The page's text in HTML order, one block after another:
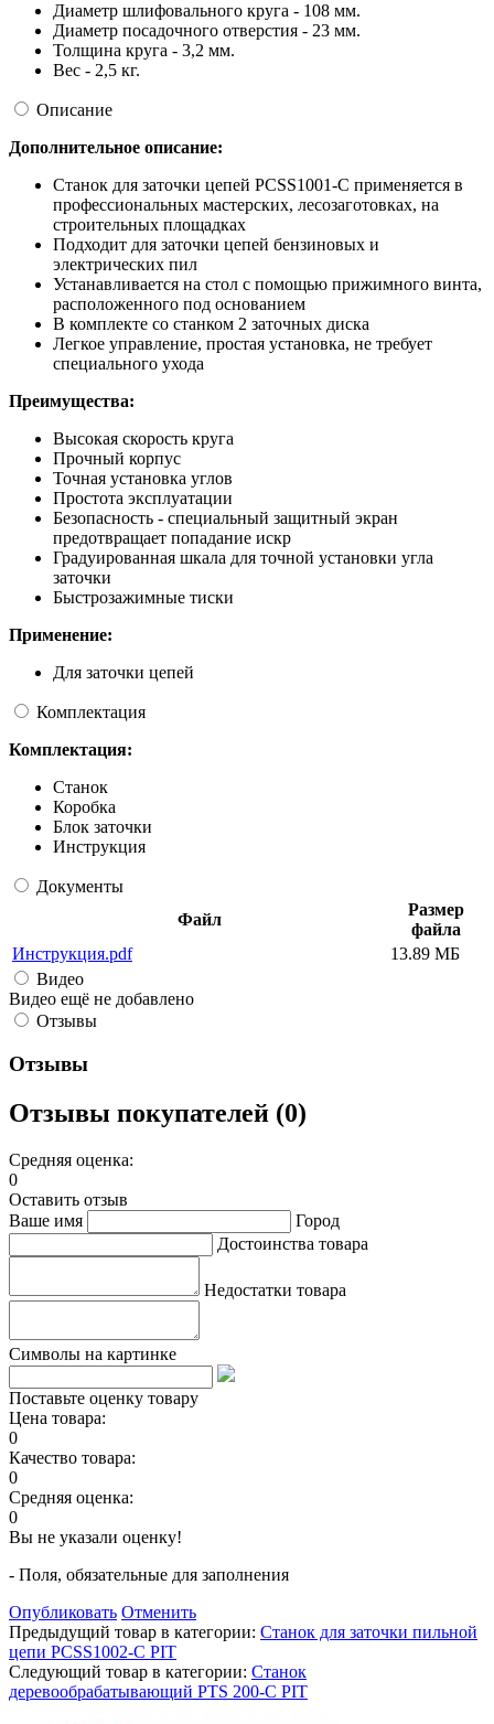
Диаметр шлифовального круга - 108 мм.
Диаметр посадочного отверстия - 23 мм.
Толщина круга - 3,2 мм.
Вес - 2,5 кг.
Описание
Дополнительное описание:
Станок для заточки цепей PCSS1001-C применяется в
профессиональных мастерских, лесозаготовках, на
строительных площадках
Подходит для заточки цепей бензиновых и
электрических пил
Устанавливается на стол с помощью прижимного винта,
расположенного под основанием
В комплекте со станком 2 заточных диска
Легкое управление, простая установка, не требует
специального ухода
Преимущества:
Высокая скорость круга
Прочный корпус
Точная установка углов
Простота эксплуатации
Безопасность - специальный защитный экран
предотвращает попадание искр
Градуированная шкала для точной установки угла
заточки
Быстрозажимные тиски
Применение:
Для заточки цепей
Комплектация
Комплектация:
Станок
Коробка
Блок заточки
Инструкция
Документы
Файл
Размер
файла
Инструкция.pdf
13.89 МБ
Видео
Видео ещё не добавлено
Отзывы
Отзывы
Отзывы покупателей (0)
Средняя оценка:
0
Оставить отзыв
Ваше имя
Город
Достоинства товара
Недостатки товара
Символы на картинке
Поставьте оценку товару
Цена товара:
0
Качество товара:
0
Средняя оценка:
0
Вы не указали оценку!
- Поля, обязательные для заполнения
Опубликовать Отменить
Предыдущий товар в категории: Станок для заточки пильной
цепи PCSS1002-C PIT
Следующий товар в категории: Станок
деревообрабатывающий PTS 200-С PIT